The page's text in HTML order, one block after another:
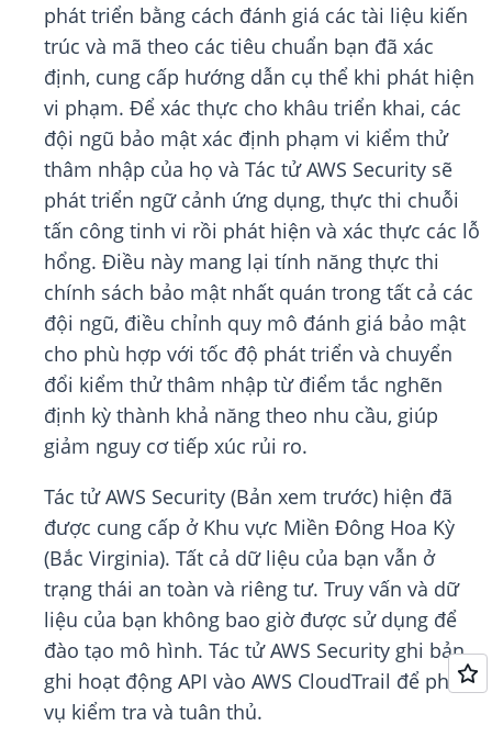
phát triển bằng cách đánh giá các tài liệu kiến
trúc và mã theo các tiêu chuẩn bạn đã xác
định, cung cấp hướng dẫn cụ thể khi phát hiện
vi phạm. Để xác thực cho khâu triển khai, các
đội ngũ bảo mật xác định phạm vi kiểm thử
thâm nhập của họ và Tác tử AWS Security sẽ
phát triển ngữ cảnh ứng dụng, thực thi chuỗi
tấn công tinh vi rồi phát hiện và xác thực các lỗ
hổng. Điều này mang lại tính năng thực thi
chính sách bảo mật nhất quán trong tất cả các
đội ngũ, điều chỉnh quy mô đánh giá bảo mật
cho phù hợp với tốc độ phát triển và chuyển
đổi kiểm thử thâm nhập từ điểm tắc nghẽn
định kỳ thành khả năng theo nhu cầu, giúp
giảm nguy cơ tiếp xúc rủi ro.
Tác tử AWS Security (Bản xem trước) hiện đã
được cung cấp ở Khu vực Miền Đông Hoa Kỳ
(Bắc Virginia). Tất cả dữ liệu của bạn vẫn ở
trạng thái an toàn và riêng tư. Truy vấn và dữ
liệu của bạn không bao giờ được sử dụng để
đào tạo mô hình. Tác tử AWS Security ghi bản
ghi hoạt động API vào AWS CloudTrail để phục
vụ kiểm tra và tuân thủ.